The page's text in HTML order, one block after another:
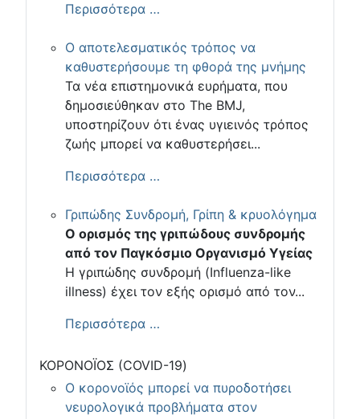
Περισσότερα …
Ο αποτελεσματικός τρόπος να
καθυστερήσουμε τη φθορά της μνήμης
Τα νέα επιστημονικά ευρήματα, που
δημοσιεύθηκαν στο The BMJ,
υποστηρίζουν ότι ένας υγιεινός τρόπος
ζωής μπορεί να καθυστερήσει...
Περισσότερα …
Γριπώδης Συνδρομή, Γρίπη & κρυολόγημα
Ο ορισμός της γριπώδους συνδρομής
από τον Παγκόσμιο Οργανισμό Υγείας
Η γριπώδης συνδρομή (Influenza-like
illness) έχει τον εξής ορισμό από τον...
Περισσότερα …
ΚΟΡΟΝΟΪΟΣ (COVID-19)
Ο κορονοϊός μπορεί να πυροδοτήσει
νευρολογικά προβλήματα στον